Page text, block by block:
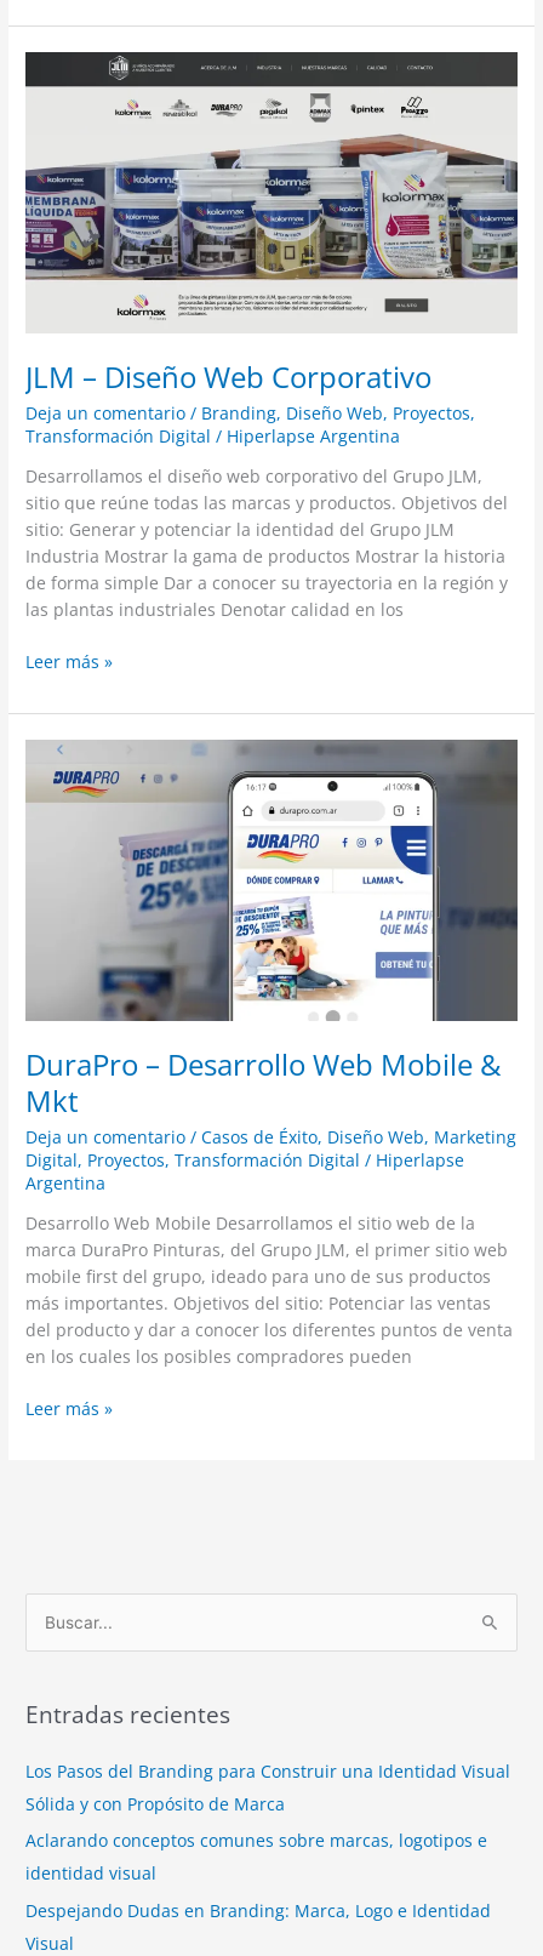
JLM – Diseño Web Corporativo
Deja un comentario / Branding, Diseño Web, Proyectos,
Transformación Digital / Hiperlapse Argentina
Desarrollamos el diseño web corporativo del Grupo JLM,
sitio que reúne todas las marcas y productos. Objetivos del
sitio: Generar y potenciar la identidad del Grupo JLM
Industria Mostrar la gama de productos Mostrar la historia
de forma simple Dar a conocer su trayectoria en la región y
las plantas industriales Denotar calidad en los
–
Corporativo
Leer más »
DuraPro – Desarrollo Web Mobile &
Mkt
Deja un comentario /Casos de Éxito, Diseño Web, Marketing
Digital, Proyectos,Transformación Digital / Hiperlapse
Argentina
Desarrollo Web Mobile Desarrollamos el sitio web de la
marca DuraPro Pinturas, del Grupo JLM, el primer sitio web
mobile first del grupo, ideado para uno de sus productos
más importantes. Objetivos del sitio: Potenciar las ventas
del producto y dar a conocer los diferentes puntos de venta
en los cuales los posibles compradores pueden
DuraPro
Desarrollo
Leer más »
u
c
o
r
:
Entradas recientes
Los Pasos del Branding para Construir una Identidad Visual
Sólida y con Propósito de Marca
Aclarando conceptos comunes sobre marcas, logotipos e
identidad visual
Despejando Dudas en Branding: Marca, Logo e Identidad
Visual